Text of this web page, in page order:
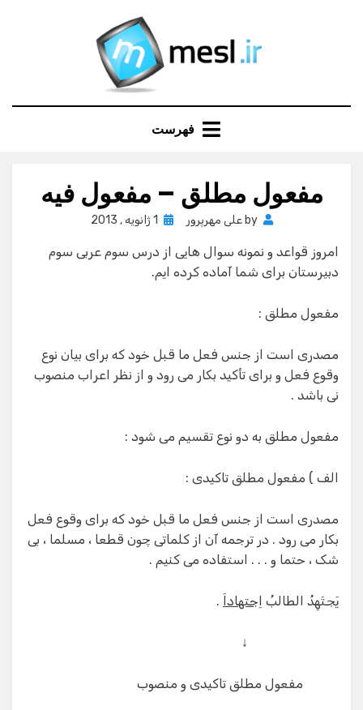
فهرست
مفعول مطلق – مفعول فیه
by علی مهرپرور
Posted
1 ژانویه , 2013
امروز قواعد و نمونه سوال هایی از درس سوم عربی سوم
دبیرستان برای شما آماده کرده ایم.
مفعول مطلق :
مصدری است از جنس فعل ما قبل خود که برای بیان نوع
وقوع فعل و برای تأکید بکار می رود و از نظر اعراب منصوب
نی باشد .
مفعول مطلق به دو نوع تقسیم می شود :
الف ) مفعول مطلق تاکیدی :
مصدری است از جنس فعل ما قبل خود که برای وقوع فعل
بکار می رود . در ترجمه آن از کلماتی چون قطعا ، مسلما ، بی
شک ، حتما و . . . استفاده می کنیم .
یَجتَهِدُ الطالبُ اِجتهاداَ .
↓
مفعول مطلق تاکیدی و منصوب